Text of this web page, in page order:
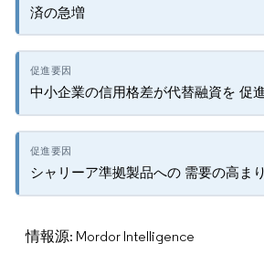
済の急増
中小企業の信用格差が代替融資を 促
シャリーア準拠製品への 需要の高まり
情報源: Mordor Intelligence